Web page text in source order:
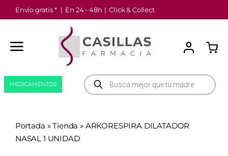
Saltar
al
Envío gratis * | En 24 - 48h | Click & Collect
Búsqueda
de
productos
MEDICAMENTOS
Portada »Tienda » ARKORESPIRA DILATADOR
NASAL 1 UNIDAD